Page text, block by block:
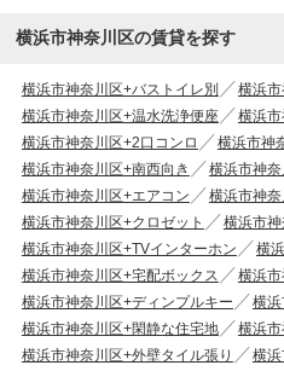
横浜市神奈川区の賃貸を探す
横浜市神奈川区+バストイレ別
横浜
横浜市神奈川区+温水洗浄便座
横浜
横浜市神奈川区+2口コンロ
横浜市神
横浜市神奈川区+南西向き
横浜市神
横浜市神奈川区+エアコン
横浜市神
横浜市神奈川区+クロゼット
横浜市
横浜市神奈川区+TVインターホン
横
横浜市神奈川区+宅配ボックス
横浜
横浜市神奈川区+ディンプルキー
横
横浜市神奈川区+閑静な住宅地
横浜
横浜市神奈川区+外壁タイル張り
横